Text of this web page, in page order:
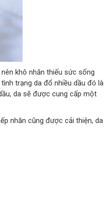
khô nhăn thiếu sức sống
trạng da đổ nhiều dầu đó là
da sẽ được cung cấp một
nhăn cũng được cải thiện, da